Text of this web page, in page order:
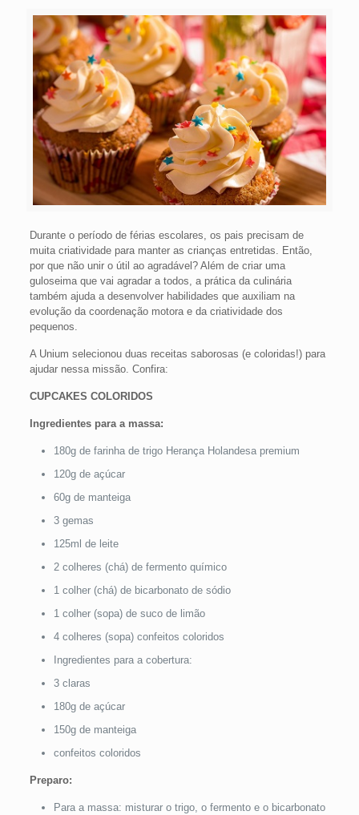
Durante o período de férias escolares, os pais precisam de
muita criatividade para manter as crianças entretidas. Então,
por que não unir o útil ao agradável? Além de criar uma
guloseima que vai agradar a todos, a prática da culinária
também ajuda a desenvolver habilidades que auxiliam na
evolução da coordenação motora e da criatividade dos
pequenos.
A Unium selecionou duas receitas saborosas (e coloridas!) para
ajudar nessa missão. Confira:
CUPCAKES COLORIDOS
Ingredientes para a massa:
180g de farinha de trigo Herança Holandesa premium
120g de açúcar
60g de manteiga
3 gemas
125ml de leite
2 colheres (chá) de fermento químico
1 colher (chá) de bicarbonato de sódio
1 colher (sopa) de suco de limão
4 colheres (sopa) confeitos coloridos
Ingredientes para a cobertura:
3 claras
180g de açúcar
150g de manteiga
confeitos coloridos
Preparo:
Para a massa: misturar o trigo, o fermento e o bicarbonato